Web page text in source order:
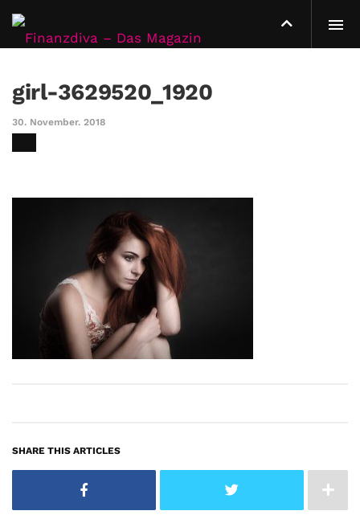
girl-3629520_1920
30. November. 2018
SHARE THIS ARTICLES